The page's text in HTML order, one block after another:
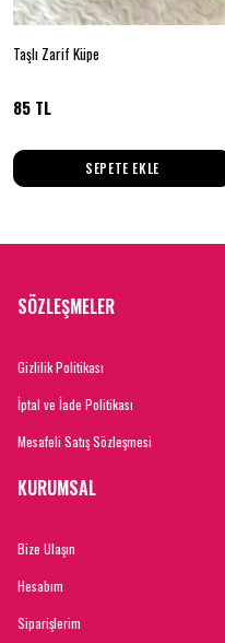
Taşlı Zarif Küpe
85 TL
SEPETE EKLE
SÖZLEŞMELER
Gizlilik Politikası
İptal ve İade Politikası
Mesafeli Satış Sözleşmesi
KURUMSAL
Bize Ulaşın
Hesabım
Siparişlerim